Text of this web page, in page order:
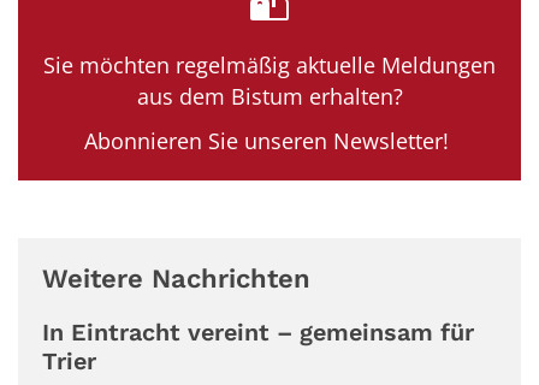
Sie möchten regelmäßig aktuelle Meldungen
aus dem Bistum erhalten?
Abonnieren Sie unseren Newsletter!
Weitere Nachrichten
In Eintracht vereint – gemeinsam für
Trier